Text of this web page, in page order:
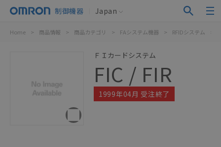
制御機器 Japan
Home > 商品情報 > 商品カテゴリ > FAシステム機器 > RFIDシステム >
ＦＩカードシステム
FIC / FIR
1999年04月 受注終了